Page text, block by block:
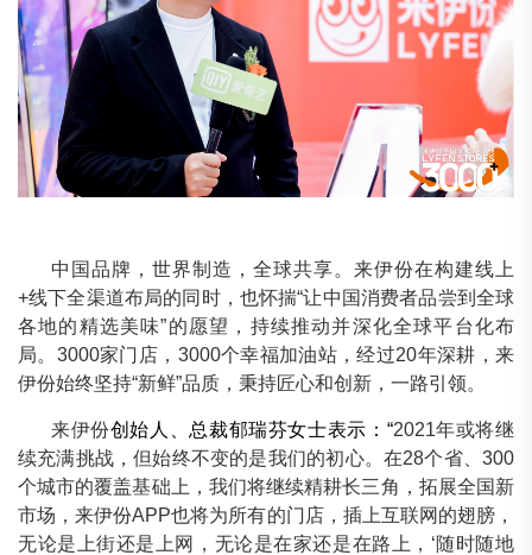
中国品牌，世界制造，全球共享。来伊份在构建线上
+线下全渠道布局的同时，也怀揣“让中国消费者品尝到全球
各地的精选美味”的愿望，持续推动并深化全球平台化布
局。3000家门店，3000个幸福加油站，经过20年深耕，来
伊份始终坚持“新鲜”品质，秉持匠心和创新，一路引领。
来伊份创始人、总裁郁瑞芬女士表示：“2021年或将继
续充满挑战，但始终不变的是我们的初心。在28个省、300
个城市的覆盖基础上，我们将继续精耕长三角，拓展全国新
市场，来伊份APP也将为所有的门店，插上互联网的翅膀，
无论是上街还是上网，无论是在家还是在路上，‘随时随地